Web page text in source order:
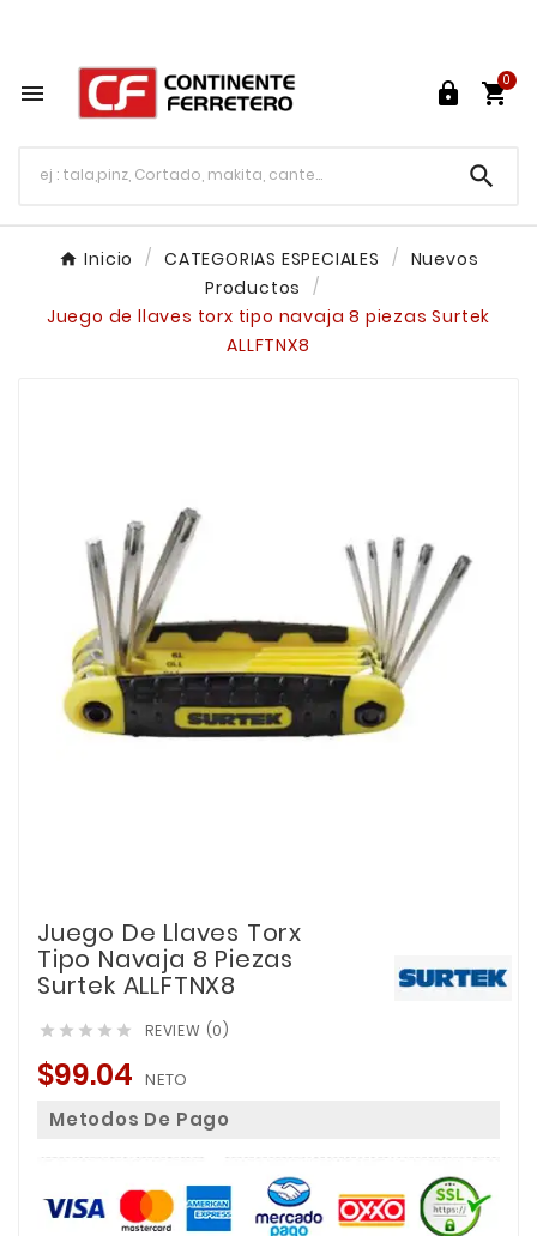
  
0

Inicio CATEGORIAS ESPECIALES
Nuevos
Productos
Juego de llaves torx tipo navaja 8 piezas Surtek
ALLFTNX8
Juego De Llaves Torx
Tipo Navaja 8 Piezas
Surtek ALLFTNX8
     REVIEW (0)
$99.04 NETO
Metodos De Pago